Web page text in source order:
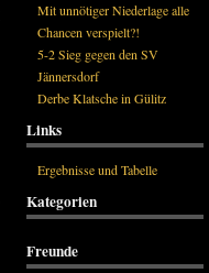
Mit unnötiger Niederlage alle
Chancen verspielt?!
5-2 Sieg gegen den SV
Jännersdorf
Derbe Klatsche in Gülitz
Links
Ergebnisse und Tabelle
Kategorien
Freunde